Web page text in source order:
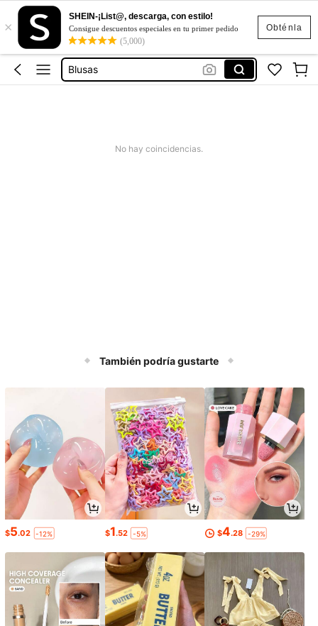
Obténla
×
SHEIN-¡List@, descarga, con estilo!
Consigue descuentos especiales en tu primer pedido
(5,000)
Vestidos Elegantes Largos
Vestidos
Blusas
No hay coincidencias.
También podría gustarte
$5.02 -12% $1.52 -5% $4.28 -29%